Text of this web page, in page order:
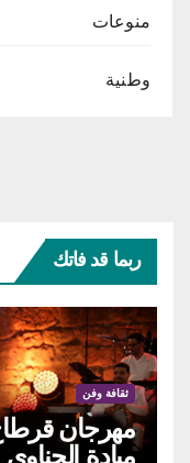
منوعات
وطنية
ربما قد فاتك
ثقافة وفن
ميادة